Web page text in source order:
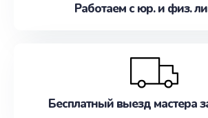
Работаем с юр. и физ.
Бесплатный выезд мастера